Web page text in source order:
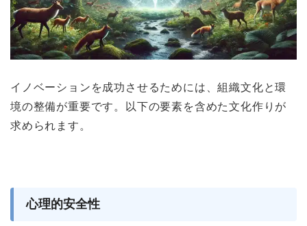
イノベーションを成功させるためには、組織文化と環
境の整備が重要です。以下の要素を含めた文化作りが
求められます。
心理的安全性